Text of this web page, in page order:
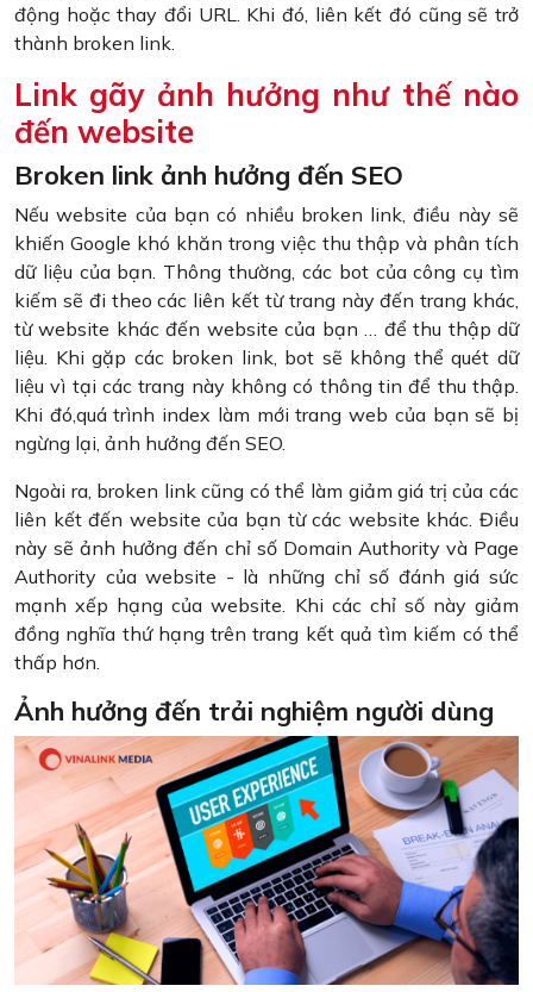
động hoặc thay đổi URL. Khi đó, liên kết đó cũng sẽ trở
thành broken link.
Link gãy ảnh hưởng như thế nào
đến website
Broken link ảnh hưởng đến SEO
Nếu website của bạn có nhiều broken link, điều này sẽ
khiến Google khó khăn trong việc thu thập và phân tích
dữ liệu của bạn. Thông thường, các bot của công cụ tìm
kiếm sẽ đi theo các liên kết từ trang này đến trang khác,
từ website khác đến website của bạn … để thu thập dữ
liệu. Khi gặp các broken link, bot sẽ không thể quét dữ
liệu vì tại các trang này không có thông tin để thu thập.
Khi đó,quá trình index làm mới trang web của bạn sẽ bị
ngừng lại, ảnh hưởng đến SEO.
Ngoài ra, broken link cũng có thể làm giảm giá trị của các
liên kết đến website của bạn từ các website khác. Điều
này sẽ ảnh hưởng đến chỉ số Domain Authority và Page
Authority của website - là những chỉ số đánh giá sức
mạnh xếp hạng của website. Khi các chỉ số này giảm
đồng nghĩa thứ hạng trên trang kết quả tìm kiếm có thể
thấp hơn.
Ảnh hưởng đến trải nghiệm người dùng